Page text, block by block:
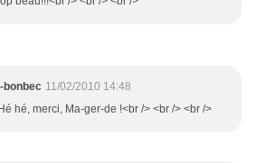
bonbec 11/02/2010 14:48
hé, merci, Ma-ger-de !<br /> <br /> <br />